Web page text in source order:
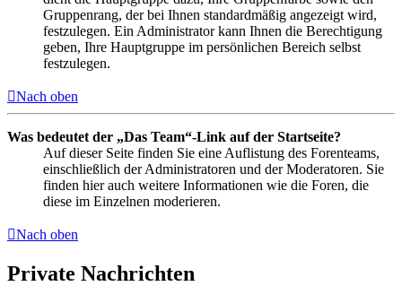
Gruppenrang, der bei Ihnen standardmäßig angezeigt wird,
festzulegen. Ein Administrator kann Ihnen die Berechtigung
geben, Ihre Hauptgruppe im persönlichen Bereich selbst
festzulegen.
Nach oben
Was bedeutet der „Das Team“-Link auf der Startseite?
Auf dieser Seite finden Sie eine Auflistung des Forenteams,
einschließlich der Administratoren und der Moderatoren. Sie
finden hier auch weitere Informationen wie die Foren, die
diese im Einzelnen moderieren.
Nach oben
Private Nachrichten